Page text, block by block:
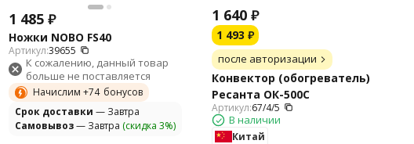
1 485 ₽
Ножки NOBO FS40
Артикул:39655
К сожалению, данный товар
больше не поставляется
Начислим +74 бонусов
Cрок доставки — Завтра
Самовывоз— Завтра (скидка 3%)
1 640 ₽
1 493 ₽
после авторизации
Конвектор (обогреватель)
Ресанта ОК-500С
Артикул:67/4/5
В наличии
Китай